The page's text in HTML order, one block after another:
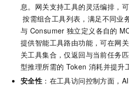
息。网关支持工具的灵活编排，
按需组合工具列表，满足不同业
与 Consumer 独立定义各自的
提供智能工具路由功能，可在网
关工具集合，仅返回与当前任务
型推理所需的 Token 消耗并提升
安全性 ：在工具访问控制方面，AI